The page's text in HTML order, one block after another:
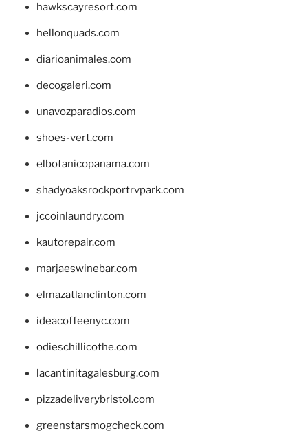
hawkscayresort.com
hellonquads.com
diarioanimales.com
decogaleri.com
unavozparadios.com
shoes-vert.com
elbotanicopanama.com
shadyoaksrockportrvpark.com
jccoinlaundry.com
kautorepair.com
marjaeswinebar.com
elmazatlanclinton.com
ideacoffeenyc.com
odieschillicothe.com
lacantinitagalesburg.com
pizzadeliverybristol.com
greenstarsmogcheck.com